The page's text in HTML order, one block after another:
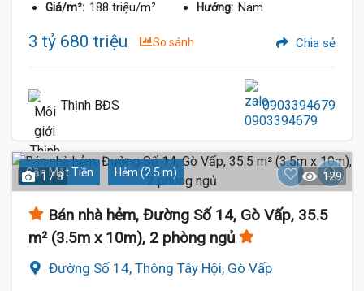
Giá/m²: 188 triệu/m² Hướng: Nam
3 tỷ 680 triệu So sánh Chia sẻ
Thịnh BĐS 0903394679
Gần Mặt Tiền Hẻm (2.5 m)
1 / 8 129
Bán nhà hẻm, Đường Số 14, Gò Vấp, 35.5
m² (3.5m x 10m), 2 phòng ngủ
Đường Số 14, Thông Tây Hội, Gò Vấp